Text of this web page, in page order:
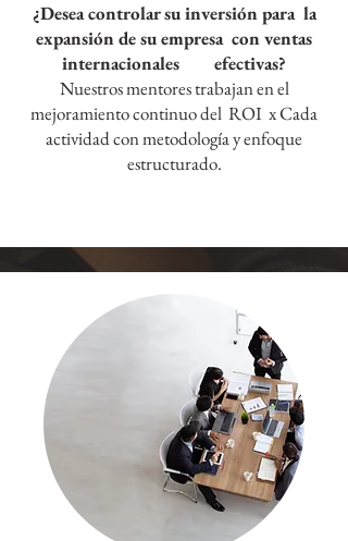
¿Desea controlar su inversión para la
expansión de su empresa con ventas
internacionales efectivas?
Nuestros mentores trabajan en el
mejoramiento continuo del ROI x Cada
actividad con metodología y enfoque
estructurado.